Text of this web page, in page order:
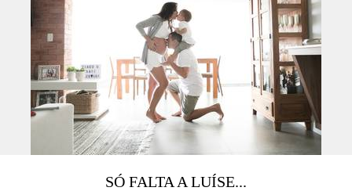
SÓ FALTA A LUÍSE...